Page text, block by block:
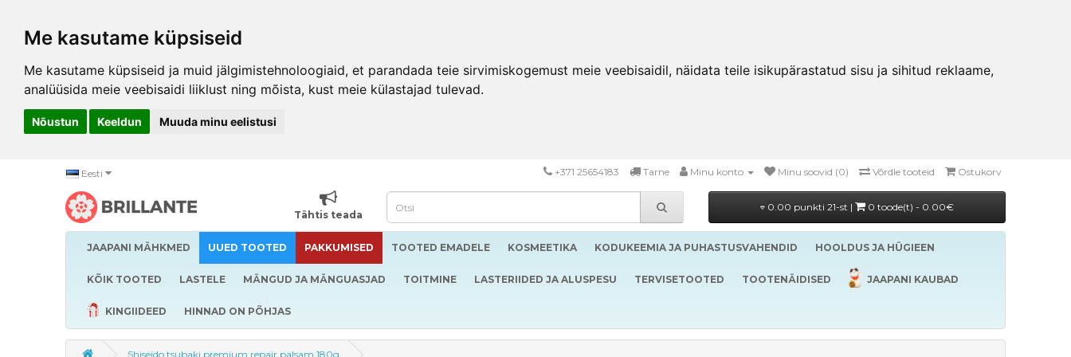
Me kasutame küpsiseid
Me kasutame küpsiseid ja muid jälgimistehnoloogiaid, et parandada teie sirvimiskogemust meie veebisaidil, näidata teile isikupärastatud sisu ja sihitud reklaame,
analüüsida meie veebisaidi liiklust ning mõista, kust meie külastajad tulevad.
Nõustun Keeldun Muuda minu eelistusi
Eesti +371 25654183 Tarne Minu konto Minu soovid (0) Võrdle tooteid Ostukorv
Tähtis teada
0.00 punkti 21-st | 0 toode(t) - 0.00€
JAAPANI MÄHKMED UUED TOOTED PAKKUMISED TOOTED EMADELE KOSMEETIKA KODUKEEMIA JA PUHASTUSVAHENDID HOOLDUS JA HÜGIEEN
KÕIK TOOTED LASTELE MÄNGUD JA MÄNGUASJAD TOITMINE LASTERIIDED JA ALUSPESU TERVISETOOTED TOOTENÄIDISED JAAPANI KAUBAD
KINGIIDEED HINNAD ON PÕHJAS
Shiseido tsubaki premium repair palsam 180g